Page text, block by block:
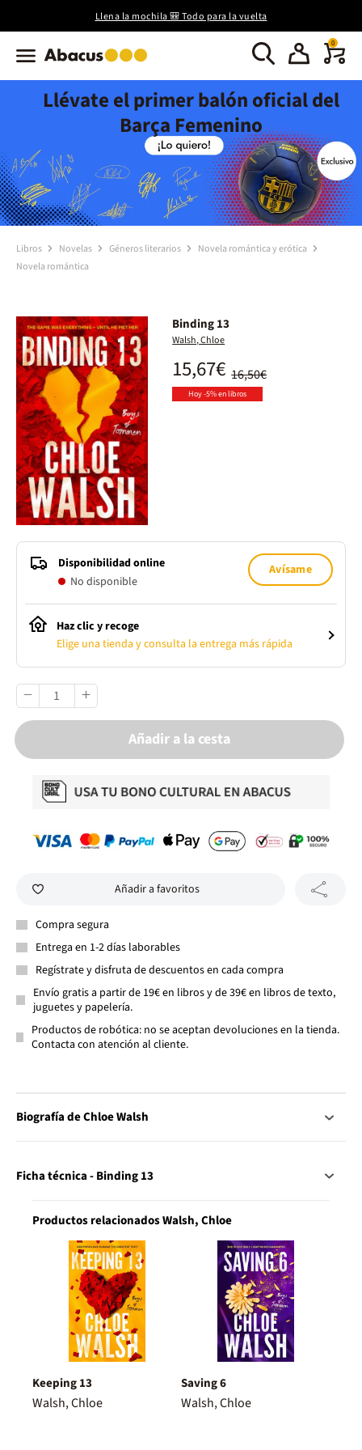
Llena la mochila 🎒 Todo para la vuelta
0
Llévate el primer balón oficial del
Barça Femenino
Libros Novelas Géneros literarios
Novela romántica y erótica
Novela romántica
Binding 13
Walsh, Chloe
16,50€
15,67€
Hoy -5% en libros
Disponibilidad online
No disponible
Avísame
Haz clic y recoge
Elige una tienda y consulta la entrega más rápida
Añadir a la cesta
Añadir a favoritos
Compra segura
Entrega en 1-2 días laborables
Regístrate y disfruta de descuentos en cada compra
Envío gratis a partir de 19€ en libros y de 39€ en libros de texto,
juguetes y papelería.
Productos de robótica: no se aceptan devoluciones en la tienda.
Contacta con atención al cliente.
Biografía de Chloe Walsh
Ficha técnica - Binding 13
Productos relacionados Walsh, Chloe
Keeping 13
Walsh, Chloe
Saving 6
Walsh, Chloe